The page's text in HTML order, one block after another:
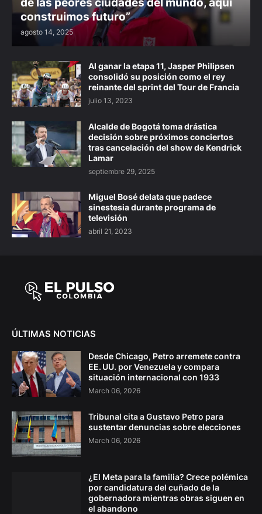
construimos futuro”
agosto 14, 2025
Al ganar la etapa 11, Jasper Philipsen
consolidó su posición como el rey
reinante del sprint del Tour de Francia
julio 13, 2023
Alcalde de Bogotá toma drástica
decisión sobre próximos conciertos
tras cancelación del show de Kendrick
Lamar
septiembre 29, 2025
Miguel Bosé delata que padece
sinestesia durante programa de
televisión
abril 21, 2023
ÚLTIMAS NOTICIAS
Desde Chicago, Petro arremete contra
EE. UU. por Venezuela y compara
situación internacional con 1933
March 06, 2026
Tribunal cita a Gustavo Petro para
sustentar denuncias sobre elecciones
March 06, 2026
¿El Meta para la familia? Crece polémica
por candidatura del cuñado de la
gobernadora mientras obras siguen en
el abandono